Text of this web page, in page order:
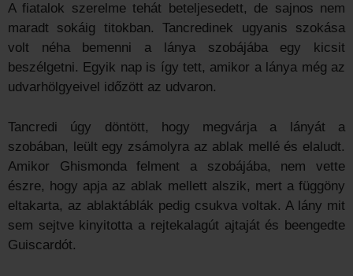
A fiatalok szerelme tehát beteljesedett, de sajnos nem
maradt sokáig titokban. Tancredinek ugyanis szokása
volt néha bemenni a lánya szobájába egy kicsit
beszélgetni. Egyik nap is így tett, amikor a lánya még az
udvarhölgyeivel időzött az udvaron.
Tancredi úgy döntött, hogy megvárja a lányát a
szobában, leült egy zsámolyra az ablak mellé és elaludt.
Amikor Ghismonda felment a szobájába, nem vette
észre, hogy apja az ablak mellett alszik, mert a függöny
eltakarta, az ablaktáblák pedig csukva voltak. A lány mit
sem sejtve kinyitotta a rejtekalagút ajtaját és beengedte
Guiscardót.